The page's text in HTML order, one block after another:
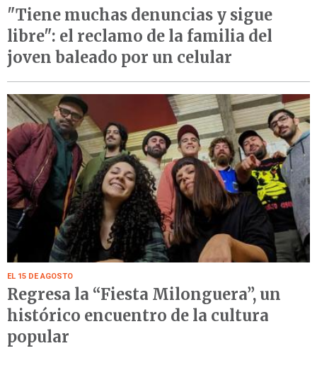
"Tiene muchas denuncias y sigue
libre": el reclamo de la familia del
joven baleado por un celular
EL 15 DE AGOSTO
Regresa la “Fiesta Milonguera”, un
histórico encuentro de la cultura
popular